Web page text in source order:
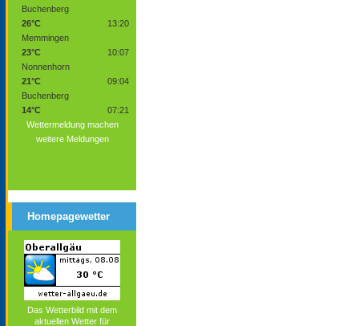
Buchenberg
26°C
13:20
Memmingen
23°C
10:07
Nonnenhorn
21°C
09:04
Buchenberg
14°C
07:21
Wettermeldung machen
weitere Meldungen
Homepagewetter
Das Wetterbild mit dem
aktuellen Wetter für